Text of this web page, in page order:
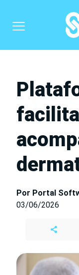
Por Portal
03/06/2026